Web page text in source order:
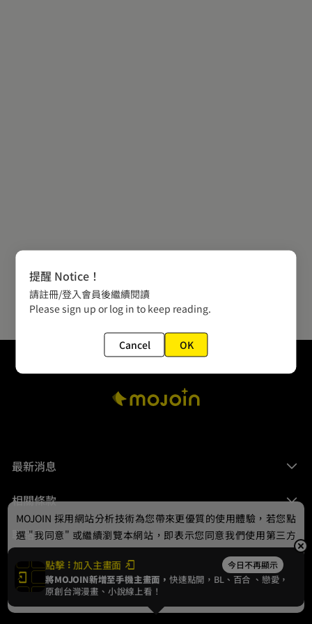
最新消息
相關條款
聯絡我們
© 2024 gamania Digital Entertainment Co., Ltd.
點擊 加入主畫面 今日不再顯示
將MOJOIN新增至手機主畫面，快速點開，BL、 百合 、戀愛，
原創台灣漫畫、小說線上看！
MOJOIN 採用網站分析技術為您帶來更優質的使用體驗，若您點
選 "我同意" 或繼續瀏覽本網站，即表示您同意我們使用第三方
Cookie，欲瞭解更多資訊請見隱私權政策。
我同意
提醒 Notice！
請註冊/登入會員後繼續閱讀
Please sign up or log in to keep reading.
Cancel OK